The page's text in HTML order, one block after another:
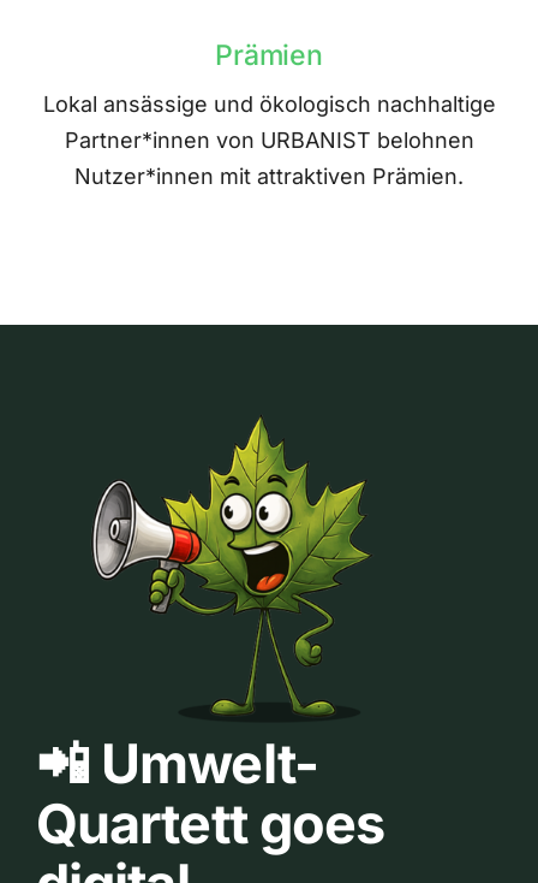
Prämien
Lokal ansässige und ökologisch nachhaltige
Partner*innen von URBANIST belohnen
Nutzer*innen mit attraktiven Prämien.
📲 Umwelt-
Quartett goes